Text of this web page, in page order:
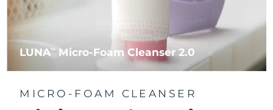
LUNATM Micro-Foam Cleanser 2.0
MICRO-FOAM CLEANSER